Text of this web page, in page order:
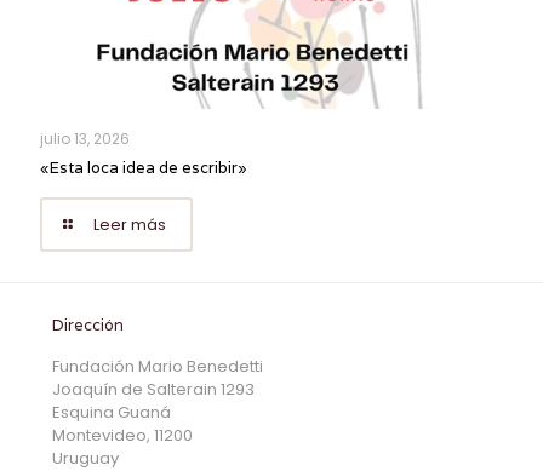
julio 13, 2026
«Esta loca idea de escribir»
Leer más
Dirección
Fundación Mario Benedetti
Joaquín de Salterain 1293
Esquina Guaná
Montevideo, 11200
Uruguay